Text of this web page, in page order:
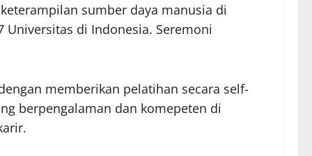
sumber daya manusia di
Universitas di Indonesia. Seremoni
memberikan pelatihan secara self-
berpengalaman dan komepeten di